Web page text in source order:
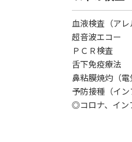
血液検査（アレ
超音波エコー
ＰＣＲ検査
舌下免疫療法
鼻粘膜焼灼（電
予防接種（イ
◎コロナ、イン